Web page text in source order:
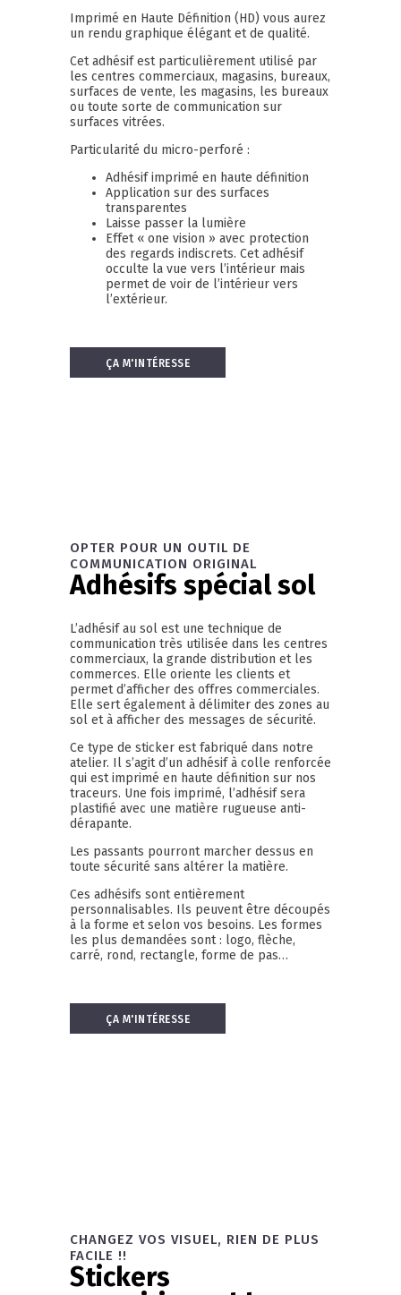
Imprimé en Haute Définition (HD) vous aurez
un rendu graphique élégant et de qualité.
Cet adhésif est particulièrement utilisé par
les centres commerciaux, magasins, bureaux,
surfaces de vente, les magasins, les bureaux
ou toute sorte de communication sur
surfaces vitrées.
Particularité du micro-perforé :
Adhésif imprimé en haute définition
Application sur des surfaces
transparentes
Laisse passer la lumière
Effet « one vision » avec protection
des regards indiscrets. Cet adhésif
occulte la vue vers l’intérieur mais
permet de voir de l’intérieur vers
l’extérieur.
ÇA M'INTÉRESSE
OPTER POUR UN OUTIL DE
COMMUNICATION ORIGINAL
Adhésifs spécial sol
L’adhésif au sol est une technique de
communication très utilisée dans les centres
commerciaux, la grande distribution et les
commerces. Elle oriente les clients et
permet d’afficher des offres commerciales.
Elle sert également à délimiter des zones au
sol et à afficher des messages de sécurité.
Ce type de sticker est fabriqué dans notre
atelier. Il s’agit d’un adhésif à colle renforcée
qui est imprimé en haute définition sur nos
traceurs. Une fois imprimé, l’adhésif sera
plastifié avec une matière rugueuse anti-
dérapante.
Les passants pourront marcher dessus en
toute sécurité sans altérer la matière.
Ces adhésifs sont entièrement
personnalisables. Ils peuvent être découpés
à la forme et selon vos besoins. Les formes
les plus demandées sont : logo, flèche,
carré, rond, rectangle, forme de pas…
ÇA M'INTÉRESSE
CHANGEZ VOS VISUEL, RIEN DE PLUS
FACILE !!
Stickers